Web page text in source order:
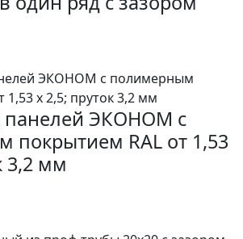
панелей ЭКОНОМ с
покрытием RAL от 1,53
3,2 мм